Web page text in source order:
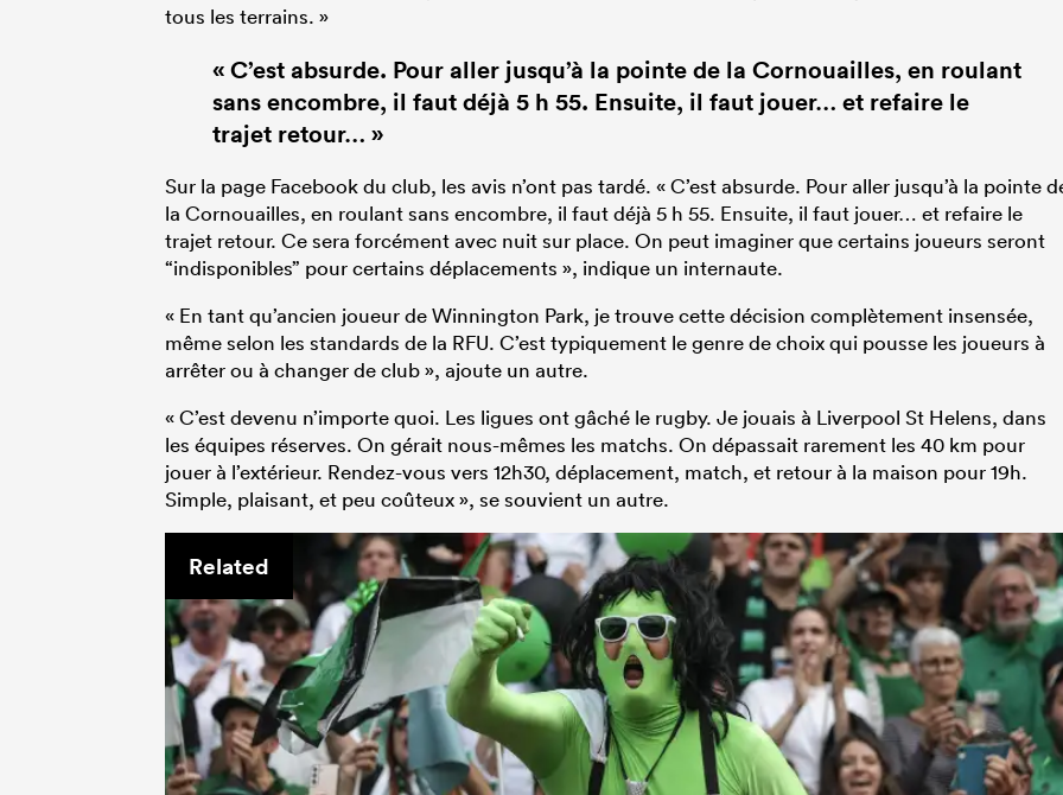
tous les terrains. »
« C’est absurde. Pour aller jusqu’à la pointe de la Cornouailles, en roulant
sans encombre, il faut déjà 5 h 55. Ensuite, il faut jouer… et refaire le
trajet retour… »
Sur la page Facebook du club, les avis n’ont pas tardé. « C’est absurde. Pour aller jusqu’à la pointe
la Cornouailles, en roulant sans encombre, il faut déjà 5 h 55. Ensuite, il faut jouer… et refaire le
trajet retour. Ce sera forcément avec nuit sur place. On peut imaginer que certains joueurs seront
“indisponibles” pour certains déplacements », indique un internaute.
« En tant qu’ancien joueur de Winnington Park, je trouve cette décision complètement insensée,
même selon les standards de la RFU. C’est typiquement le genre de choix qui pousse les joueurs à
arrêter ou à changer de club », ajoute un autre.
« C’est devenu n’importe quoi. Les ligues ont gâché le rugby. Je jouais à Liverpool St Helens, dans
les équipes réserves. On gérait nous-mêmes les matchs. On dépassait rarement les 40 km pour
jouer à l’extérieur. Rendez-vous vers 12h30, déplacement, match, et retour à la maison pour 19h.
Simple, plaisant, et peu coûteux », se souvient un autre.
Related